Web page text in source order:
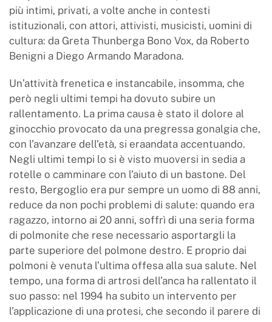
più intimi, privati, a volte anche in contesti
istituzionali, con attori, attivisti, musicisti, uomini di
cultura: da Greta Thunberga Bono Vox, da Roberto
Benigni a Diego Armando Maradona.
Un’attività frenetica e instancabile, insomma, che
però negli ultimi tempi ha dovuto subire un
rallentamento. La prima causa è stato il dolore al
ginocchio provocato da una pregressa gonalgia che,
con l’avanzare dell’età, si eraandata accentuando.
Negli ultimi tempi lo si è visto muoversi in sedia a
rotelle o camminare con l’aiuto di un bastone. Del
resto, Bergoglio era pur sempre un uomo di 88 anni,
reduce da non pochi problemi di salute: quando era
ragazzo, intorno ai 20 anni, soffrì di una seria forma
di polmonite che rese necessario asportargli la
parte superiore del polmone destro. E proprio dai
polmoni è venuta l’ultima offesa alla sua salute. Nel
tempo, una forma di artrosi dell’anca ha rallentato il
suo passo: nel 1994 ha subito un intervento per
l’applicazione di una protesi, che secondo il parere di